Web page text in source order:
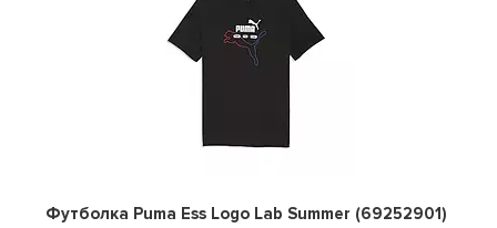
0
Футболка Puma Ess Logo Lab Summer (69252901)